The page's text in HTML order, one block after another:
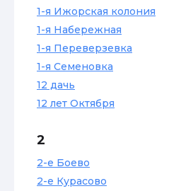
1-я Ижорская колония
1-я Набережная
1-я Переверзевка
1-я Семеновка
12 дачь
12 лет Октября
2
2-е Боево
2-е Курасово